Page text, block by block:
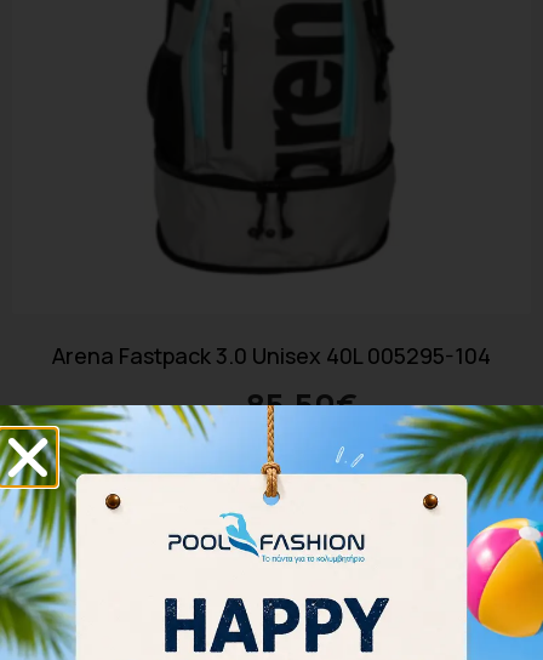
Arena Fastpack 3.0 Unisex 40L 005295-104
95.00€ 85.50€
Διαβάστε περισσότερα